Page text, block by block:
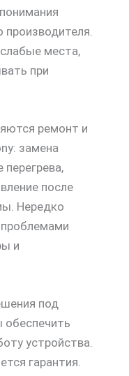
производителя.
места,
при
ремонт и
замена
после
Нередко
и
под
устройства.
гарантия.